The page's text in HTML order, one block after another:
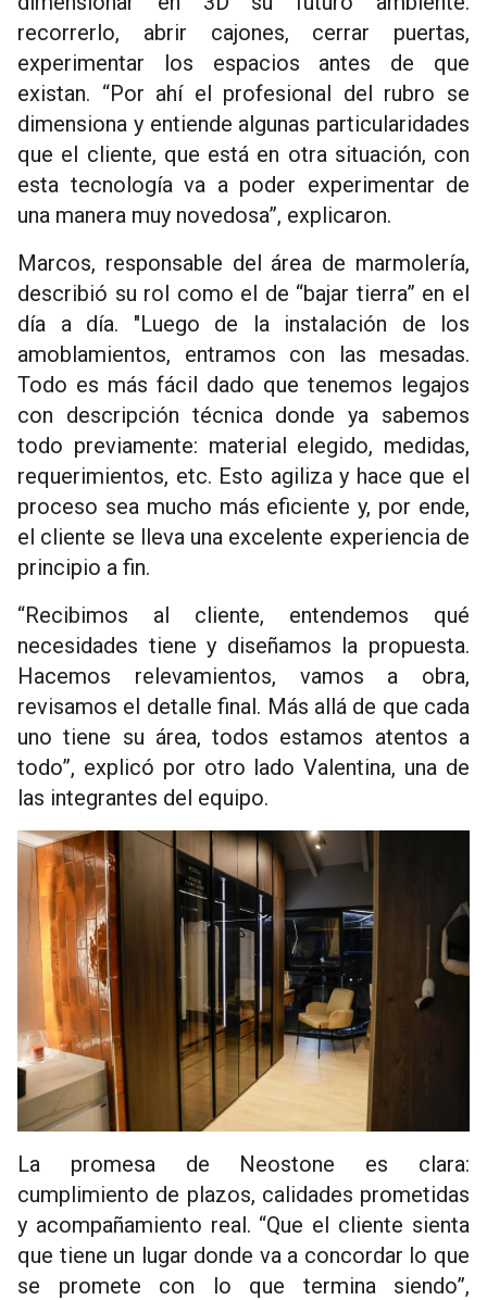
recorrerlo, abrir cajones, cerrar puertas,
experimentar los espacios antes de que
existan. “Por ahí el profesional del rubro se
dimensiona y entiende algunas particularidades
que el cliente, que está en otra situación, con
esta tecnología va a poder experimentar de
una manera muy novedosa”, explicaron.
Marcos, responsable del área de marmolería,
describió su rol como el de “bajar tierra” en el
día a día. "Luego de la instalación de los
amoblamientos, entramos con las mesadas.
Todo es más fácil dado que tenemos legajos
con descripción técnica donde ya sabemos
todo previamente: material elegido, medidas,
requerimientos, etc. Esto agiliza y hace que el
proceso sea mucho más eficiente y, por ende,
el cliente se lleva una excelente experiencia de
principio a fin.
“Recibimos al cliente, entendemos qué
necesidades tiene y diseñamos la propuesta.
Hacemos relevamientos, vamos a obra,
revisamos el detalle final. Más allá de que cada
uno tiene su área, todos estamos atentos a
todo”, explicó por otro lado Valentina, una de
las integrantes del equipo.
La promesa de Neostone es clara:
cumplimiento de plazos, calidades prometidas
y acompañamiento real. “Que el cliente sienta
que tiene un lugar donde va a concordar lo que
se promete con lo que termina siendo”,